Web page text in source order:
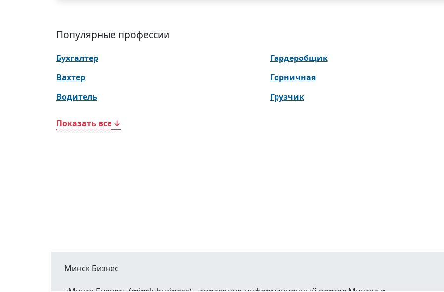
Популярные профессии
Бухгалтер
Вахтер
Водитель
Гардеробщик
Горничная
Грузчик
Показать все ↓
Минск Бизнес